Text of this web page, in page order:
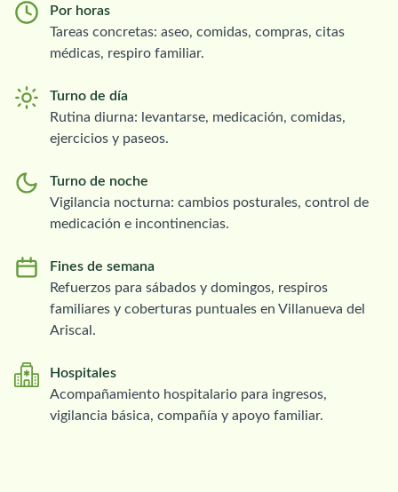
Por horas
Tareas concretas: aseo, comidas, compras, citas
médicas, respiro familiar.
Turno de día
Rutina diurna: levantarse, medicación, comidas,
ejercicios y paseos.
Turno de noche
Vigilancia nocturna: cambios posturales, control de
medicación e incontinencias.
Fines de semana
Refuerzos para sábados y domingos, respiros
familiares y coberturas puntuales en Villanueva del
Ariscal.
Hospitales
Acompañamiento hospitalario para ingresos,
vigilancia básica, compañía y apoyo familiar.